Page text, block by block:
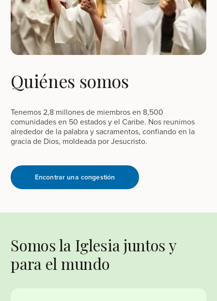
Quiénes somos
Tenemos 2,8 millones de miembros en 8,500
comunidades en 50 estados y el Caribe. Nos reunimos
alrededor de la palabra y sacramentos, confiando en la
gracia de Dios, moldeada por Jesucristo.
Encontrar una congestión
Somos la Iglesia juntos y
para el mundo